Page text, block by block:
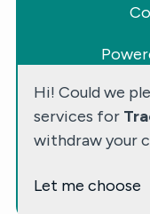
Hi! Could we
services for
withdraw your
Let me choose